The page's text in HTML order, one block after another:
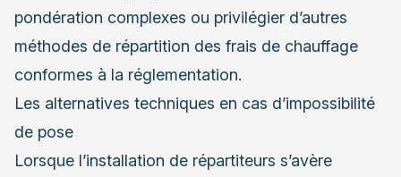
pondération complexes ou privilégier d’autres
méthodes de répartition des frais de chauffage
conformes à la réglementation.
Les alternatives techniques en cas d’impossibilité
de pose
Lorsque l’installation de répartiteurs s’avère